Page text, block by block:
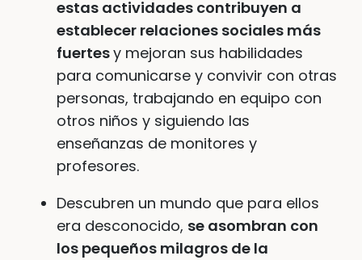
estas actividades contribuyen a
establecer relaciones sociales más
fuertesy mejoran sus habilidades
para comunicarse y convivir con otras
personas, trabajando en equipo con
otros niños y siguiendo las
enseñanzas de monitores y
profesores.
Descubren un mundo que para ellos
era desconocido, se asombran con
los pequeños milagros de la